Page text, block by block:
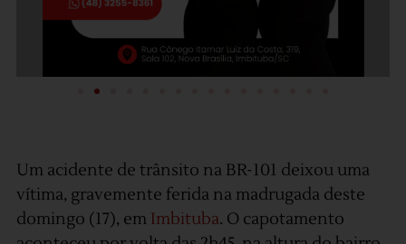
Um acidente de trânsito na BR-101 deixou uma
vítima, gravemente ferida na madrugada deste
domingo (17), em Imbituba. O capotamento